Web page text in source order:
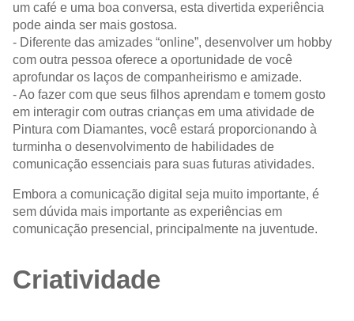
um café e uma boa conversa, esta divertida experiência
pode ainda ser mais gostosa.
- Diferente das amizades “online”, desenvolver um hobby
com outra pessoa oferece a oportunidade de você
aprofundar os laços de companheirismo e amizade.
- Ao fazer com que seus filhos aprendam e tomem gosto
em interagir com outras crianças em uma atividade de
Pintura com Diamantes, você estará proporcionando à
turminha o desenvolvimento de habilidades de
comunicação essenciais para suas futuras atividades.
Embora a comunicação digital seja muito importante, é
sem dúvida mais importante as experiências em
comunicação presencial, principalmente na juventude.
Criatividade